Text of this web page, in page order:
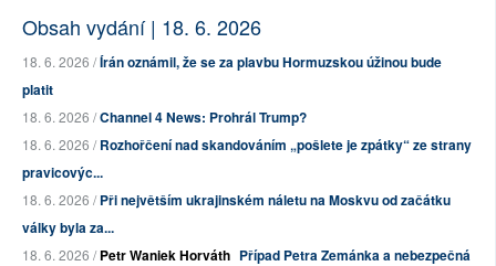
Obsah vydání | 18. 6. 2026
18. 6. 2026 /Írán oznámil, že se za plavbu Hormuzskou úžinou bude
platit
18. 6. 2026 /Channel 4 News: Prohrál Trump?
18. 6. 2026 /Rozhořčení nad skandováním „pošlete je zpátky“ ze strany
pravicovýc...
18. 6. 2026 /Při největším ukrajinském náletu na Moskvu od začátku
války byla za...
18. 6. 2026 /Petr Waniek Horváth Případ Petra Zemánka a nebezpečná